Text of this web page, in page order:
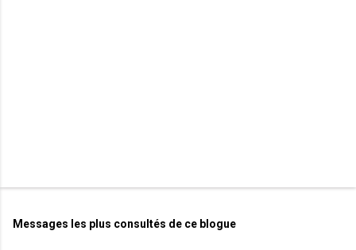
Messages les plus consultés de ce blogue